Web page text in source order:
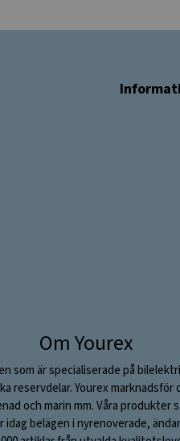
Om Yourex
är specialiserade på
reservdelar. Yourex
och marin mm. Våra produkter
belägen i nyrenoverade,